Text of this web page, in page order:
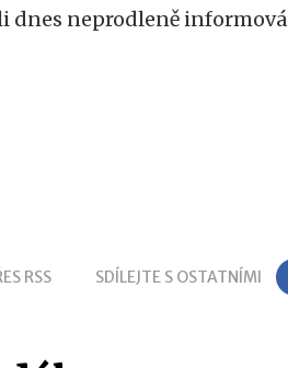
dnes neprodleně
RSS SDÍLEJTE S OSTATNÍMI